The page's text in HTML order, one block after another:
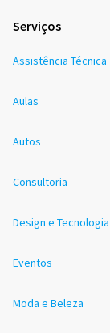
Serviços
Assistência Técnica
Aulas
Autos
Consultoria
Design e Tecnologia
Eventos
Moda e Beleza